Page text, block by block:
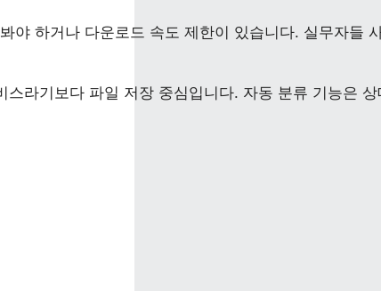
하거나 다운로드 속도 제한이 있습니다. 실무자들
라기보다 파일 저장 중심입니다. 자동 분류 기능은